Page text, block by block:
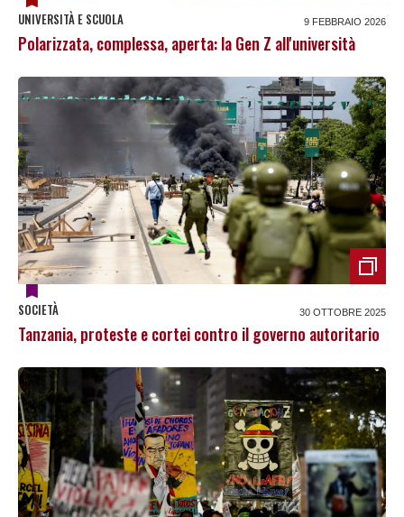
UNIVERSITÀ E SCUOLA 9 FEBBRAIO 2026
Polarizzata, complessa, aperta: la Gen Z all'università
SOCIETÀ 30 OTTOBRE 2025
Tanzania, proteste e cortei contro il governo autoritario